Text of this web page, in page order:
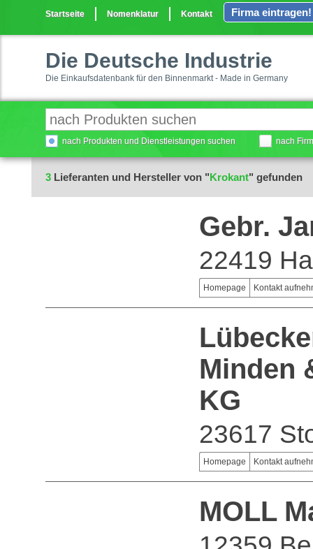
Startseite Nomenklatur Kontakt Firma eintragen!
Die Deutsche Industrie
Die Einkaufsdatenbank für den Binnenmarkt - Made in Germany
nach Produkten und Dienstleistungen suchen nach
3 Lieferanten und Hersteller von "Krokant" gefunden
Gebr.
22419
Homepage Kontakt
Minden
KG
23617
Homepage Kontakt
MOLL